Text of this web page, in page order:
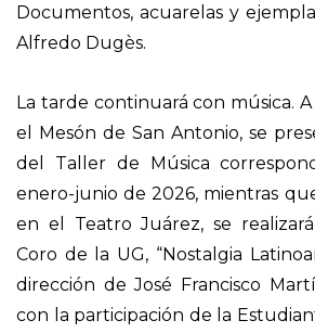
Documentos, acuarelas y
Alfredo Dugès.
La tarde continuará con música. A
el Mesón de San Antonio, se
del Taller de Música
enero-junio de 2026, mientras
en el Teatro Juárez, se
Coro de la UG, “Nostalgia
dirección de José Francisco
con la participación de la